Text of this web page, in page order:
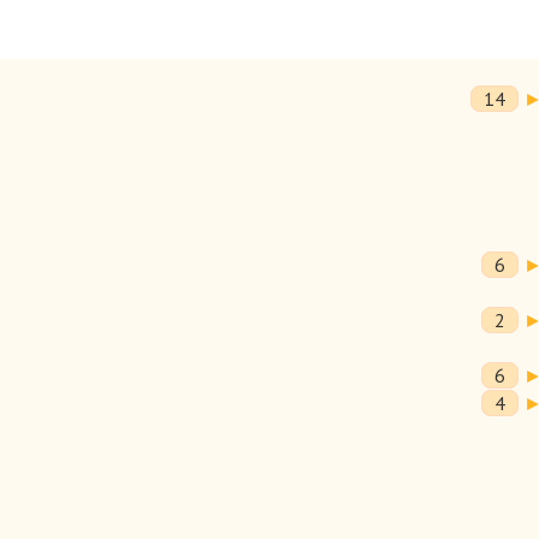
14
6
2
6
4